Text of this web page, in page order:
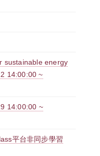
sustainable energy
14:00:00 ~
14:00:00 ~
平台非同步學習